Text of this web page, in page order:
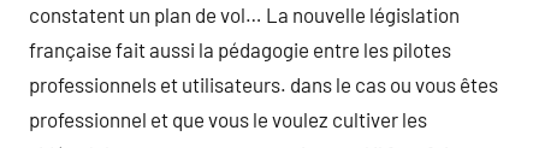
constatent un plan de vol… La nouvelle législation
française fait aussi la pédagogie entre les pilotes
professionnels et utilisateurs. dans le cas ou vous êtes
professionnel et que vous le voulez cultiver les